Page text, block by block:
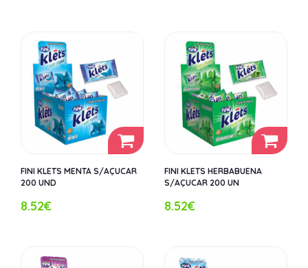
FINI KLETS MENTA S/AÇUCAR
200 UND
8.52€
FINI KLETS HERBABUENA
S/AÇUCAR 200 UN
8.52€